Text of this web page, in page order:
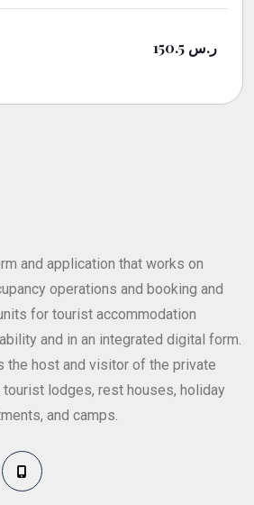
150.5 ر.س
and application that works on
operations and booking and
for tourist accommodation
and in an integrated digital form.
the host and visitor of the private
lodges, rest houses, holiday
and camps.